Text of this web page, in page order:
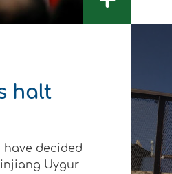
halt
have decided
Uygur